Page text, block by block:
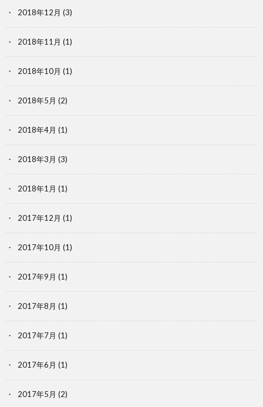
2018年12月 (3)
2018年11月 (1)
2018年10月 (1)
2018年5月 (2)
2018年4月 (1)
2018年3月 (3)
2018年1月 (1)
2017年12月 (1)
2017年10月 (1)
2017年9月 (1)
2017年8月 (1)
2017年7月 (1)
2017年6月 (1)
2017年5月 (2)